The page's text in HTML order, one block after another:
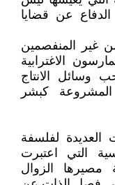
عن قضايا
غير المنفصمين
الاغترابية
وسائل الانتاج
كبشر
العديدة لفلسفة
التي اعتبرت
مصيرها الزوال